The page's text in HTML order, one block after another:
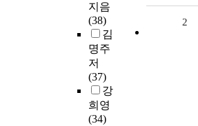
지음
(38)
김
명주
저
(37)
강
희영
(34)
2